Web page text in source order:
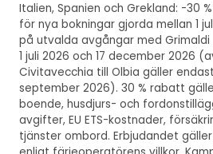
Italien, Spanien och Grekland: -30
för nya bokningar gjorda mellan 1
på utvalda avgångar med Grimaldi
1 juli 2026 och 17 december 2026
Civitavecchia till Olbia gäller
september 2026). 30 % rabatt
boende, husdjurs- och
avgifter, EU ETS-kostnader,
tjänster ombord. Erbjudandet